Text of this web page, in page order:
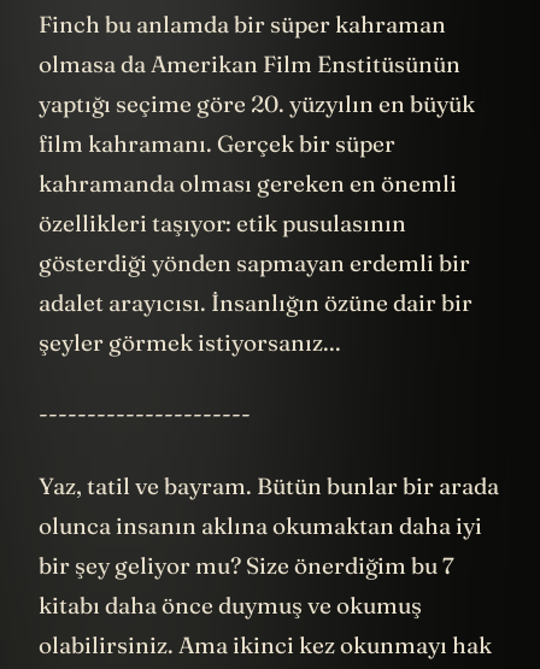
Finch bu anlamda bir süper kahraman
olmasa da Amerikan Film Enstitüsünün
yaptığı seçime göre 20. yüzyılın en büyük
film kahramanı. Gerçek bir süper
kahramanda olması gereken en önemli
özellikleri taşıyor: etik pusulasının
gösterdiği yönden sapmayan erdemli bir
adalet arayıcısı. İnsanlığın özüne dair bir
şeyler görmek istiyorsanız...
----------------------
Yaz, tatil ve bayram. Bütün bunlar bir arada
olunca insanın aklına okumaktan daha iyi
bir şey geliyor mu? Size önerdiğim bu 7
kitabı daha önce duymuş ve okumuş
olabilirsiniz. Ama ikinci kez okunmayı hak